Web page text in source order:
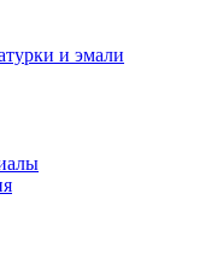
и эмали